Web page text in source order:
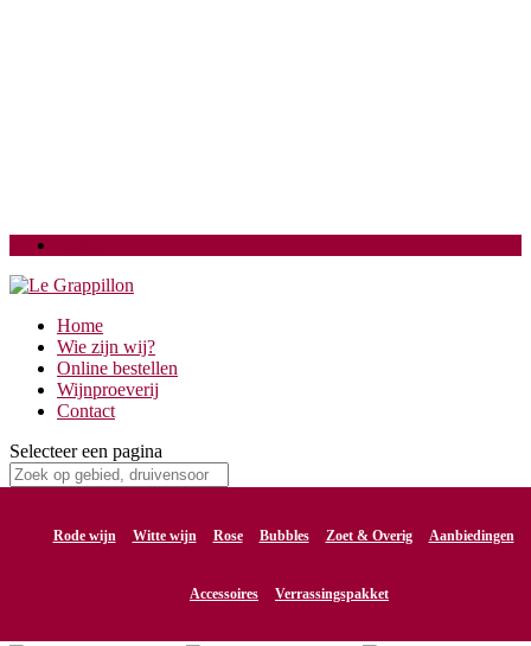
Home
Wie zijn wij?
Online bestellen
Wijnproeverij
Contact
Selecteer een pagina
Rode wijn Witte wijn Rose Bubbles Zoet & Overig Aanbiedingen
Accessoires Verrassingspakket
Minervois, La Grave